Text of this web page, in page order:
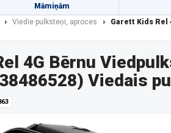
Māmiņām
Viedie pulksteņi, aproces Garett Kids Rel
4G Bērnu
Viedais